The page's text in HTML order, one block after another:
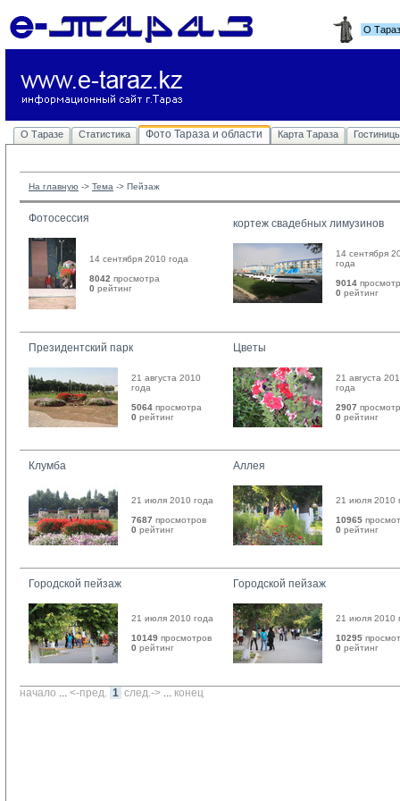
О
О Таразе Статистика Фото Тараза и области Карта Тараза
На главную -> Тема -> Пейзаж
Фотосессия
14 сентября 2010 года
8042 просмотра
0 рейтинг
кортеж свадебных лимузинов
14 сентября
года
9014
0 рейтинг
Президентский парк
21 августа 2010
года
5064 просмотра
0 рейтинг
Цветы
21 августа
года
2907
0 рейтинг
Клумба
21 июля 2010 года
7687 просмотров
0 рейтинг
Аллея
21 июля 2010
10965
0 рейтинг
Городской пейзаж
21 июля 2010 года
10149 просмотров
0 рейтинг
Городской пейзаж
21 июля 2010
10295
0 рейтинг
начало ... <-пред. 1 след.-> ... конец